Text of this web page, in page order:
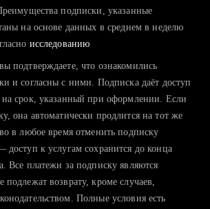
времени на поиск и вручную поднимаете
себя с конкурентами и оценить шансы
подписки, указанные
на основе данных в среднем в неделю
исследованию
подтверждаете, что ознакомились
и согласны с ними. Подписка даёт доступ
срок, указанный при оформлении. Если
она автоматически продлится на тот же
в любое время отменить подписку
к услугам сохранится до конца
Все платежи за подписку являются
подлежат возврату, кроме случаев,
Полные условия есть